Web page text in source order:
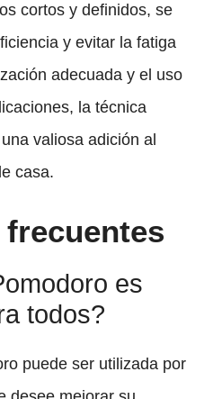
cortos y definidos, se
y evitar la fatiga
adecuada y el uso
la técnica
valiosa adición al
casa.
es
todos?
puede ser utilizada por